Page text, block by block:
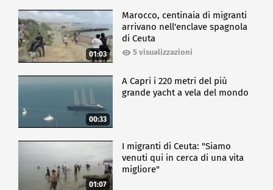
01:03
Marocco, centinaia di migranti
arrivano nell'enclave spagnola
di Ceuta
5 visualizzazioni
00:33
A Capri i 220 metri del più
grande yacht a vela del mondo
01:07
I migranti di Ceuta: "Siamo
venuti qui in cerca di una vita
migliore"